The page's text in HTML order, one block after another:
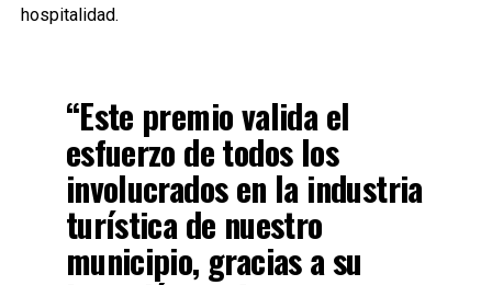
hospitalidad.
“Este premio valida el
esfuerzo de todos los
involucrados en la industria
turística de nuestro
municipio, gracias a su